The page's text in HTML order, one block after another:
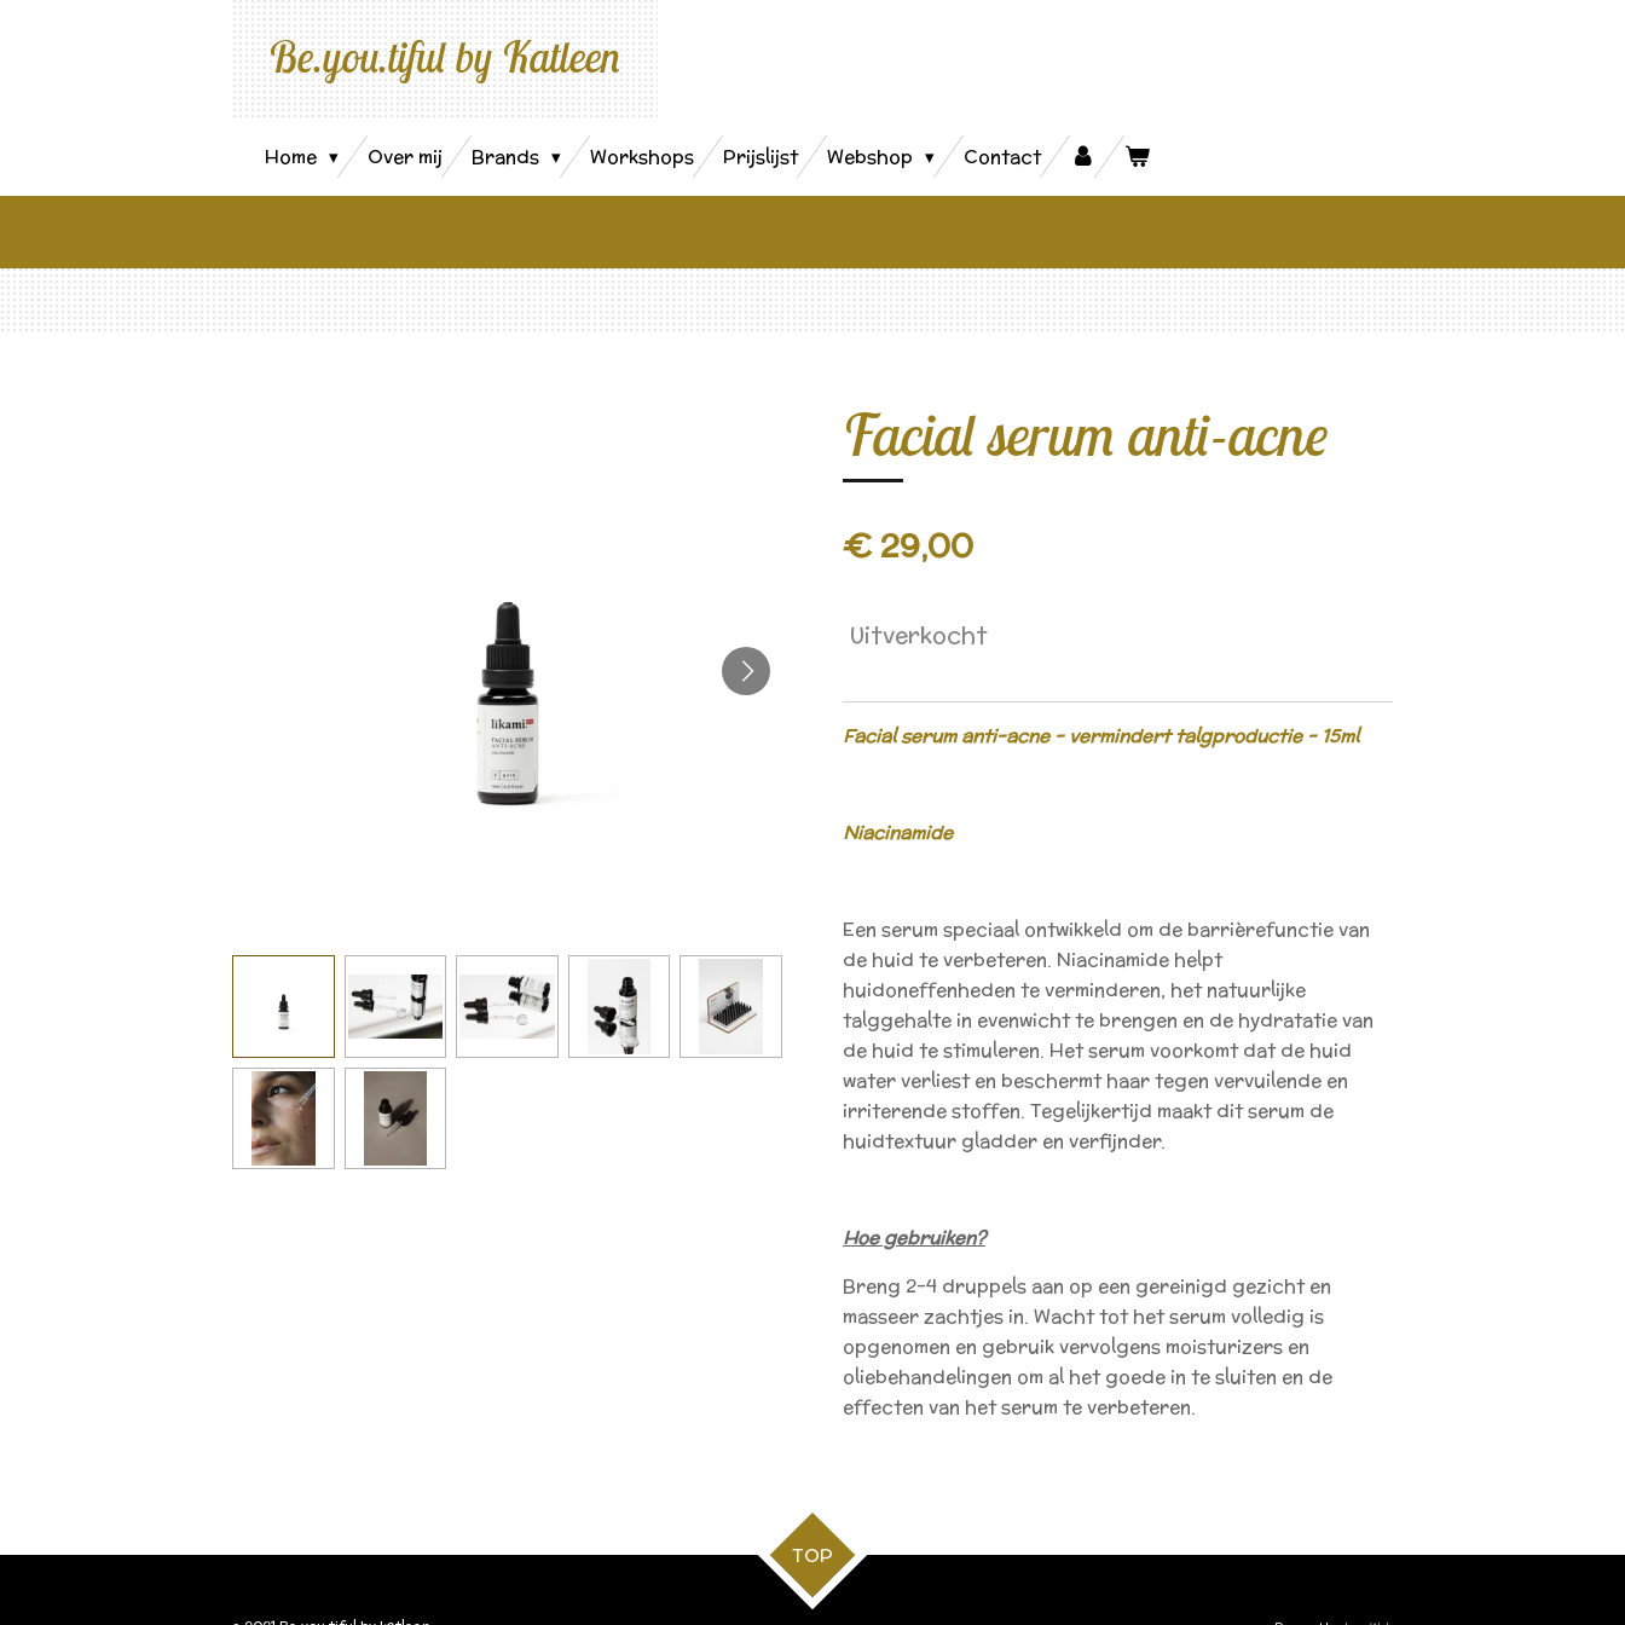
Be.you.tiful by Katleen
Home Over mij Brands Workshops Prijslijst Webshop Contact
Facial serum anti-acne
€ 29,00
Uitverkocht
Facial serum anti-acne - vermindert talgproductie - 15ml
Niacinamide
Een serum speciaal ontwikkeld om de barrièrefunctie van
de huid te verbeteren. Niacinamide helpt
huidoneffenheden te verminderen, het natuurlijke
talggehalte in evenwicht te brengen en de hydratatie van
de huid te stimuleren. Het serum voorkomt dat de huid
water verliest en beschermt haar tegen vervuilende en
irriterende stoffen. Tegelijkertijd maakt dit serum de
huidtextuur gladder en verfijnder.
Hoe gebruiken?
Breng 2-4 druppels aan op een gereinigd gezicht en
masseer zachtjes in. Wacht tot het serum volledig is
opgenomen en gebruik vervolgens moisturizers en
oliebehandelingen om al het goede in te sluiten en de
effecten van het serum te verbeteren.
TOP